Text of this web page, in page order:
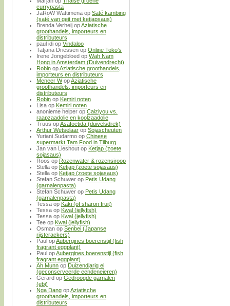
currypasta
JaRoW Wattimena op Saté kambing
(saté van geit met ketjapsaus)
Brenda Verheij opAziatische
groothandels, importeurs en
distributeurs
paul idi op Vindaloo
Tatjana Driessen op Online Toko’s
Irene Jongebloed op Wah Nam
Hong in Amsterdam (Duivendrecht)
Robin opAziatische groothandels,
importeurs en distributeurs
Meneer WopAziatische
groothandels, importeurs en
distributeurs
Robin op Kemiri noten
Lisa op Kemiri noten
anonieme helper op Caiziyou vs.
raapzaadolie en koolzaadolie
Truus opAsafoetida (duivelsdrek)
Arthur Wetselaar op Sojascheuten
Yuriani Sudarmo op Chinese
supermarkt Tam Food in Tilburg
Jan van Lieshout op Ketjap (zoete
sojasaus)
Roos op Rozenwater & rozensiroop
Stella op Ketjap (zoete sojasaus)
Stella op Ketjap (zoete sojasaus)
Stefan Schuwer op Petis Udang
(garnalenpasta)
Stefan Schuwer op Petis Udang
(garnalenpasta)
Tessa op Kaki (of sharon fruit)
Tessa op Kwal (jellyfish)
Tessa op Kwal (jellyfish)
Tee op Kwal (jellyfish)
Osman op Senbei (Japanse
rijstcrackers)
Paul opAubergines boerenstijl (fish
fragrant eggplant)
Paul opAubergines boerenstijl (fish
fragrant eggplant)
Ah Munn op Duizendjarig ei
(geconserveerde eendeneieren)
Gerard op Gedroogde garnalen
(ebi)
Nga Dang opAziatische
groothandels, importeurs en
distributeurs